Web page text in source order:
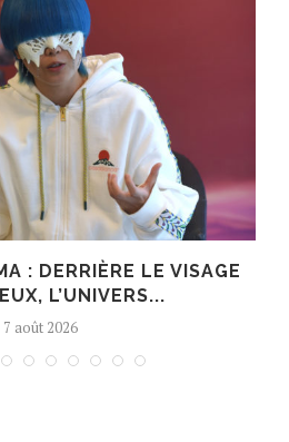
: DERRIÈRE LE VISAGE
L’UNIVERS...
7 août 2026